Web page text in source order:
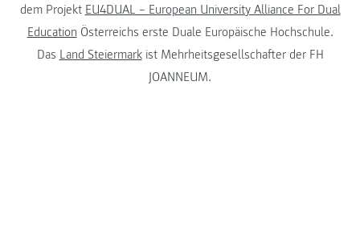
dem Projekt EU4DUAL – European University Alliance For Dual
Education Österreichs erste Duale Europäische Hochschule.
Das Land Steiermarkist Mehrheitsgesellschafter der FH
JOANNEUM.